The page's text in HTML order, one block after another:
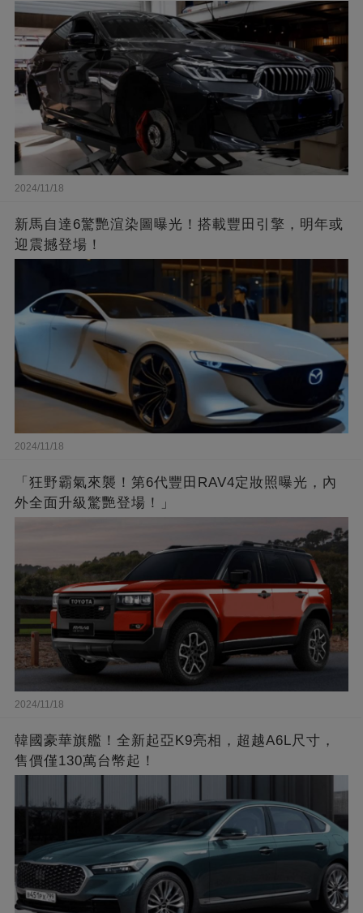
2024/11/18
新馬自達6驚艷渲染圖曝光！搭載豐田引擎，明年或
迎震撼登場！
2024/11/18
「狂野霸氣來襲！第6代豐田RAV4定妝照曝光，內
外全面升級驚艷登場！」
2024/11/18
韓國豪華旗艦！全新起亞K9亮相，超越A6L尺寸，
售價僅130萬台幣起！